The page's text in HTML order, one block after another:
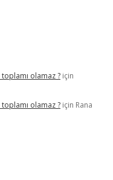
toplamı olamaz ? için
toplamı olamaz ? için Rana